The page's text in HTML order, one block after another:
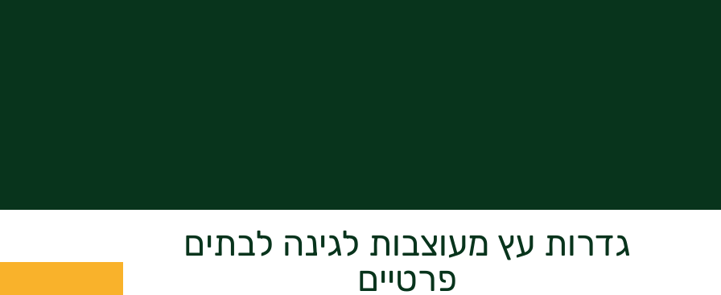
גדרות עץ מעוצבות לגינה לבתים
פרטיים